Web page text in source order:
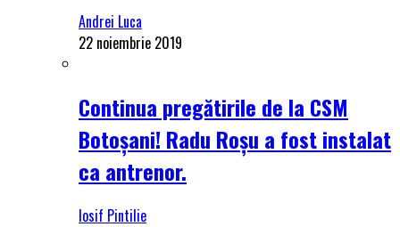
Andrei Luca
22 noiembrie 2019
Continua pregătirile de la CSM
Botoșani! Radu Roșu a fost instalat
ca antrenor.
Iosif Pintilie